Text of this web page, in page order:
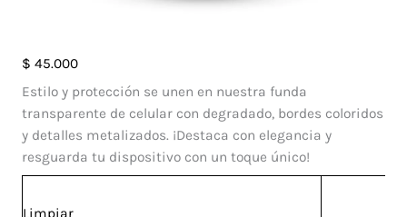
$ 45.000
Estilo y protección se unen en nuestra funda
transparente de celular con degradado, bordes coloridos
y detalles metalizados. ¡Destaca con elegancia y
resguarda tu dispositivo con un toque único!
Limpiar
Case
Escarcha
Y31
cantidad